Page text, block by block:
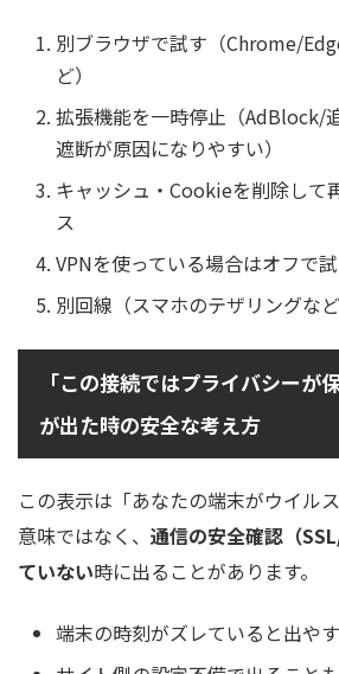
別ブラウザで試す（Chrome/
ど）
拡張機能を一時停止（AdBlock/
遮断が原因になりやすい）
キャッシュ・Cookieを削除して
ス
VPNを使っている場合はオフで
別回線（スマホのテザリングな
「この接続ではプライバシーが
が出た時の安全な考え方
この表示は「あなたの端末がウイル
意味ではなく、 通信の安全確認（
ていない時に出ることがあります。
端末の時刻がズレていると出や